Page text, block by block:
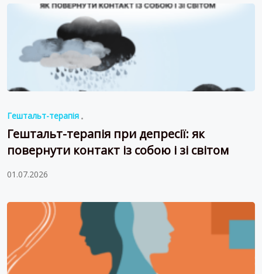
Гештальт-терапія
Гештальт-терапія при депресії: як
повернути контакт із собою і зі світом
01.07.2026